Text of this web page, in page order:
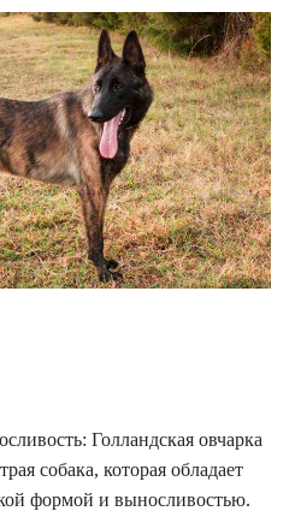
Голландская овчарка
собака, которая обладает
формой и выносливостью.